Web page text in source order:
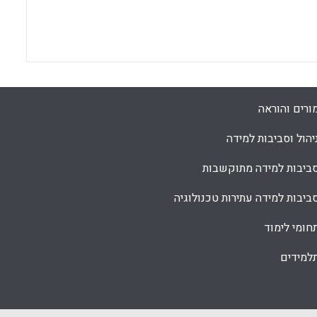
והוראה
וסביבות למידה
למידה מתוקשבות
למידה עתירות טכנולוגיה
לימוד